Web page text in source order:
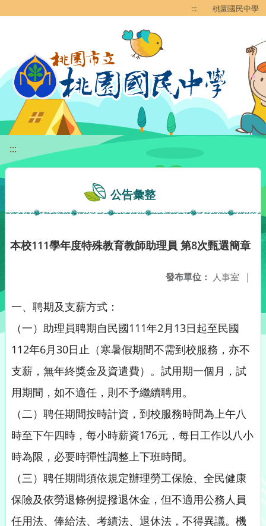
::: 桃園國民中學
:::
公告彙整
本校111學年度特殊教育教師助理員 第8次甄選簡章
發布單位： 人事室 |
一、聘期及支薪方式：
（一）助理員聘期自民國111年2月13日起至民國
112年6月30日止（寒暑假期間不需到校服務，亦不
支薪，無年終獎金及資遣費）。試用期一個月，試
用期間，如不適任，則不予繼續聘用。
（二）聘任期間按時計資，到校服務時間為上午八
時至下午四時，每小時薪資176元，每日工作以八小
時為限，必要時彈性調整上下班時間。
（三）聘任期間須依規定辦理勞工保險、全民健康
保險及依勞退條例提撥退休金，但不適用公務人員
任用法、俸給法、考績法、退休法，不得異議。機